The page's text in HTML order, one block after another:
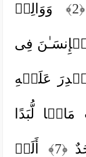
﴿2﴾ وَوَالِدࣲ
فِی
عَلَیۡهِ
لُّبَدًا
﴿7﴾ أَلَمۡ